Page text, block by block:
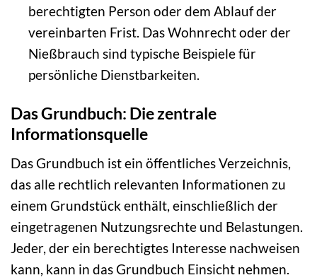
berechtigten Person oder dem Ablauf der
vereinbarten Frist. Das Wohnrecht oder der
Nießbrauch sind typische Beispiele für
persönliche Dienstbarkeiten.
Das Grundbuch: Die zentrale
Informationsquelle
Das Grundbuch ist ein öffentliches Verzeichnis,
das alle rechtlich relevanten Informationen zu
einem Grundstück enthält, einschließlich der
eingetragenen Nutzungsrechte und Belastungen.
Jeder, der ein berechtigtes Interesse nachweisen
kann, kann in das Grundbuch Einsicht nehmen.